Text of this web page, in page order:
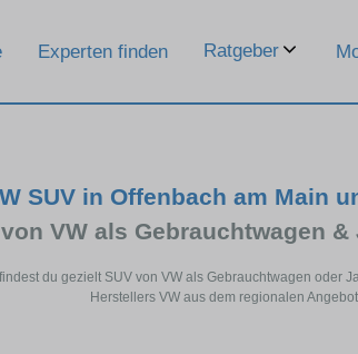
Experten finden Ratgeber
SUV in Offenbach am Main
von VW als Gebrauchtwagen
du gezielt SUV von VW als Gebrauchtwagen oder
Herstellers VW aus dem regionalen